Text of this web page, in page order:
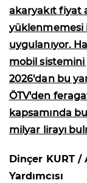
akaryakıt fiyat
yüklenmemesi
uygulanıyor.
mobil sistemini
2026'dan bu
ÖTV'den
kapsamında
milyar lirayı
Dinçer KURT /
Yardımcısı